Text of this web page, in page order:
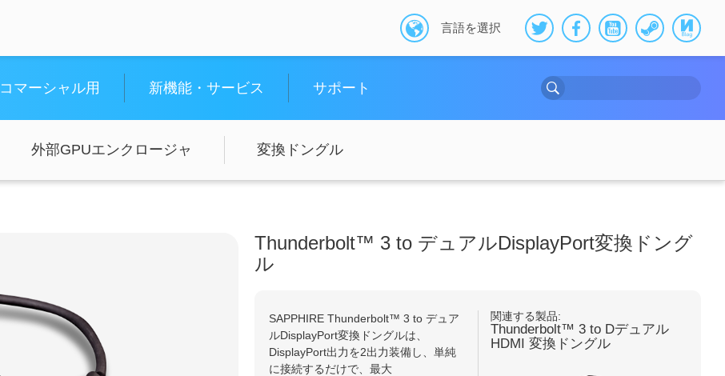
言語を選択
コマーシャル用 新機能・サービス サポート
外部GPUエンクロージャ 変換ドングル
Thunderbolt™ 3 to デュアルDisplayPort変換ドング
ル
SAPPHIRE Thunderbolt™ 3 to デュア
ルDisplayPort変換ドングルは、
DisplayPort出力を2出力装備し、単純
に接続するだけで、最大
関連する製品:
Thunderbolt™ 3 to Dデュアル
HDMI 変換ドングル